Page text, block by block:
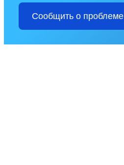
Сообщить о проблеме